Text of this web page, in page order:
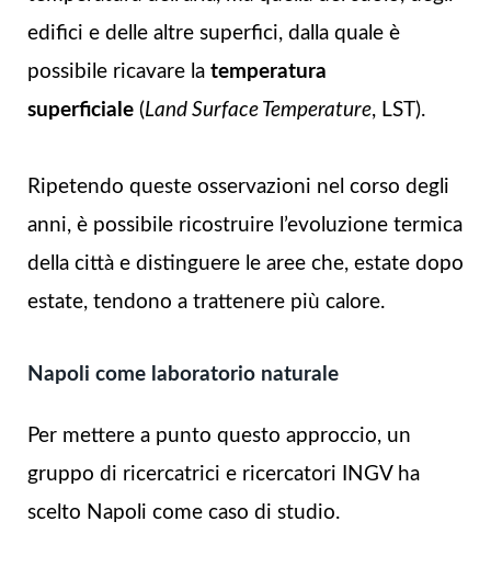
edifici e delle altre superfici, dalla quale è
possibile ricavare la temperatura
superficiale (Land Surface Temperature, LST).
Ripetendo queste osservazioni nel corso degli
anni, è possibile ricostruire l’evoluzione termica
della città e distinguere le aree che, estate dopo
estate, tendono a trattenere più calore.
Napoli come laboratorio naturale
Per mettere a punto questo approccio, un
gruppo di ricercatrici e ricercatori INGV ha
scelto Napoli come caso di studio.